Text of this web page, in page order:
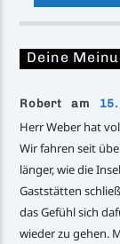
Deine
Robert am
Herr Weber hat
Wir fahren seit
länger, wie die
Gaststätten
das Gefühl sich
wieder zu gehen.